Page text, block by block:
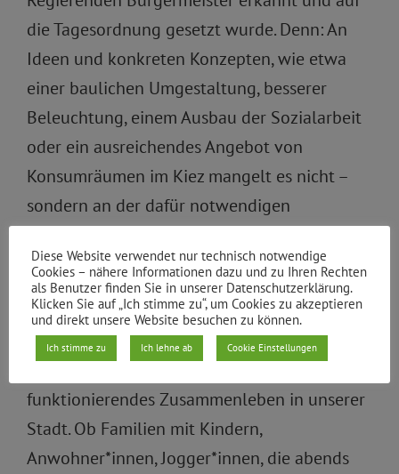
die Tagesordnung gesetzt wurde. Denn: An
Ideen und konkreten Konzepten, wie etwa
einer baulichen Umgestaltung, besserer
Beleuchtung, einem Ausbau der Sozialarbeit
oder ein ausreichendes Angebot von
Konsumräumen im Kiez mangelt es nicht –
sondern an der dafür notwendigen
der Landesregierung.
Für uns ist klar: In unserem Bezirk sollen alle
Menschen sicher und frei leben können. Das
funktionierendes Zusammenleben in unserer
Stadt. Ob Familien mit Kindern,
Anwohner*innen, Jogger*innen, die abends
Diese Website verwendet nur technisch notwendige
Cookies – nähere Informationen dazu und zu Ihren Rechten
als Benutzer finden Sie in unserer Datenschutzerklärung.
Klicken Sie auf „Ich stimme zu“, um Cookies zu akzeptieren
und direkt unsere Website besuchen zu können.
Ich stimme zu Ich lehne ab Cookie Einstellungen